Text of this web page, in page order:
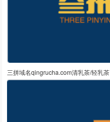
三拼域名qingrucha.com清乳茶/轻乳茶